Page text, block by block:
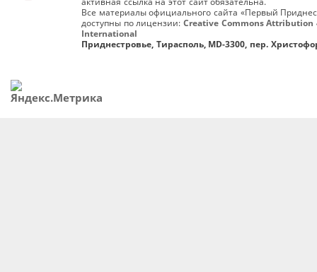
Все материалы официального сайта «Первый
доступны по лицензии: Creative Commons Attribution
International
Приднестровье, Тирасполь, MD-3300, пер.